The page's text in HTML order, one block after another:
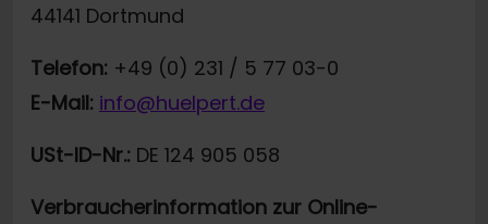
44141 Dortmund
Telefon: +49 (0) 231 / 5 77 03-0
E-Mail: info@huelpert.de
USt-ID-Nr.: DE 124 905 058
Verbraucherinformation zur Online-